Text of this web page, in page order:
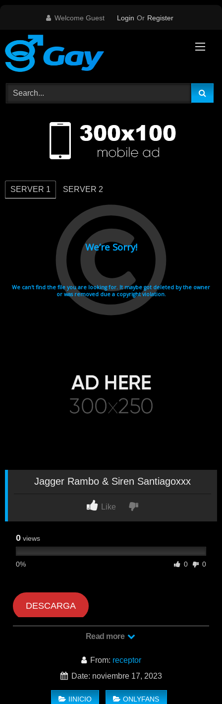
Welcome Guest Login Or Register
SERVER 1 SERVER 2
Jagger Rambo & Siren Santiagoxxx
Like
0 views
0% 0 0
DESCARGA
Read more
From: receptor
Date: noviembre 17, 2023
IINICIO ONLYFANS